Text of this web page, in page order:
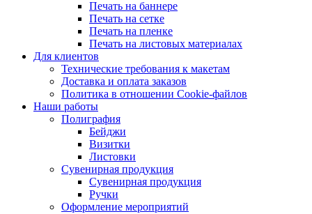
Печать на баннере
Печать на сетке
Печать на пленке
Печать на листовых материалах
Для клиентов
Технические требования к макетам
Доставка и оплата заказов
Политика в отношении Cookie-файлов
Наши работы
Полиграфия
Бейджи
Визитки
Листовки
Сувенирная продукция
Сувенирная продукция
Ручки
Оформление мероприятий